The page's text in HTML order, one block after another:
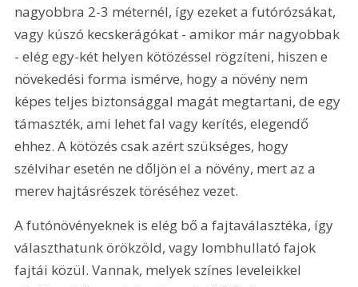
nagyobbra 2-3 méternél, így ezeket a futórózsákat,
vagy kúszó kecskerágókat - amikor már nagyobbak
- elég egy-két helyen kötözéssel rögzíteni, hiszen e
növekedési forma ismérve, hogy a növény nem
képes teljes biztonsággal magát megtartani, de egy
támaszték, ami lehet fal vagy kerítés, elegendő
ehhez. A kötözés csak azért szükséges, hogy
szélvihar esetén ne dőljön el a növény, mert az a
merev hajtásrészek töréséhez vezet.
A futónövényeknek is elég bő a fajtaválasztéka, így
választhatunk örökzöld, vagy lombhullató fajok
fajtái közül. Vannak, melyek színes leveleikkel